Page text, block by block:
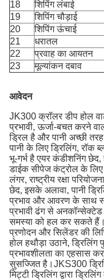
18 शिपिंग लंबाई
19
शिपिंग चौड़ाई
20
शिपिंग ऊंचाई
21
धरातल
22
प्रवाह का आयतन
23
मूल्यांकन दबाव
आवेदन
JK300 क्रॉलर डीप होल
प्रभावी, ऊर्जा-बचत करने
ड्रिल है और पानी अच्छी
पानी के लिए ड्रिलिंग, रॉक
​​भू-गर्भ है एयर कंडीशनिंग छेद,
डाईक सीपेज कंट्रोल के
लंगर, राष्ट्रीय रक्षा
छेद, इसके अलावा, पानी
प्रभाव और आवरण के साथ
प्रभावी ढंग से
समस्या को हल कर सकते
प्रणोदन और सिलेंडर की
होल हथौड़ा उठाने,
प्रभावशीलता का एहसास
सुसज्जित है।JKS300
मिट्टी ड्रिलिंग द्वारा